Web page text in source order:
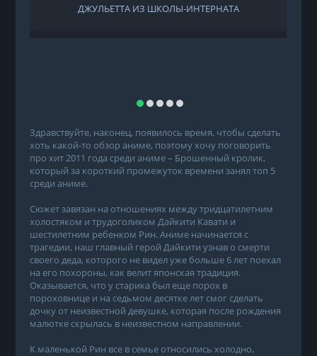
ДЖУЛЬЕТТА ИЗ ШКОЛЫ-ИНТЕРНАТА
Здравствуйте, наконец, появилось время, чтобы сделать
хоть какой-то обзор аниме, поэтому хочу поговорить
про хит 2011 года среди аниме – Брошенный кролик,
который за короткий промежуток времени занял топ 5
среди аниме.
Сюжет завязан на отношениях между тридцатилетним
холостяком и трудоголиком Дайкити Кавати и
шестилетним ребенком Рин. Аниме начинается с
трагедии, наш главный герой Дайкити узнав о смерти
своего деда, которого не видел уже больше 6 лет поехал
на его похороны, как велит японская традиция.
Оказывается, что у старика был еще порох в
пороховнице и на седьмом десятке лет смог сделать
дочку от неизвестной девушке, которая после рождения
малютке скрылась в неизвестном направлении.
К маленькой Рин все в семье относились холодно,